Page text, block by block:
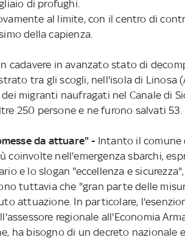
di profughi.
al limite, con il centro di
della capienza.
cadavere in avanzato stato di
tra gli scogli, nell'isola di Linosa
migranti naufragati nel Canale di
250 persone e ne furono salvati 53.
da attuare" - Intanto il comune
coinvolte nell'emergenza sbarchi,
e lo slogan "eccellenza e sicurezza",
tuttavia che "gran parte delle
attuazione. In particolare,
regionale all'Economia
ha bisogno di un decreto nazionale